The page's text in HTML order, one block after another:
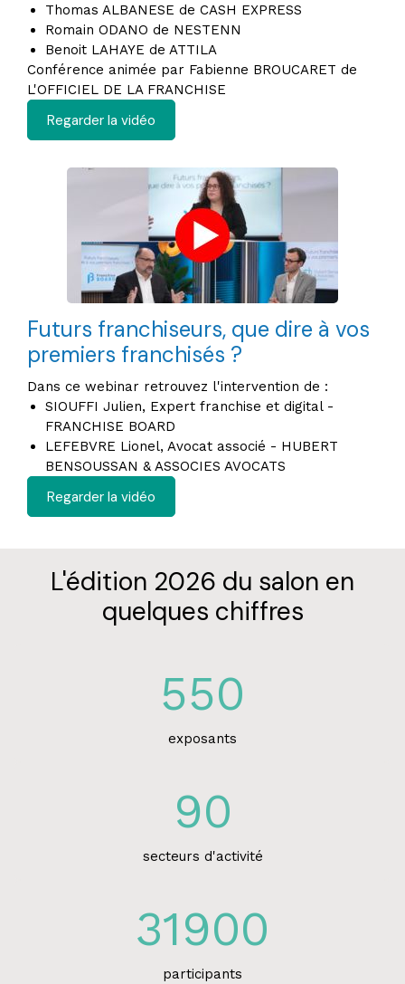
Thomas ALBANESE de CASH EXPRESS
Romain ODANO de NESTENN
Benoit LAHAYE de ATTILA
Conférence animée par Fabienne BROUCARET de
L'OFFICIEL DE LA FRANCHISE
Regarder la vidéo
Futurs franchiseurs, que dire à vos
premiers franchisés ?
Dans ce webinar retrouvez l'intervention de :
SIOUFFI Julien, Expert franchise et digital -
FRANCHISE BOARD
LEFEBVRE Lionel, Avocat associé - HUBERT
BENSOUSSAN & ASSOCIES AVOCATS
Regarder la vidéo
L'édition 2026 du salon en
quelques chiffres
550
exposants
90
secteurs d'activité
31900
participants